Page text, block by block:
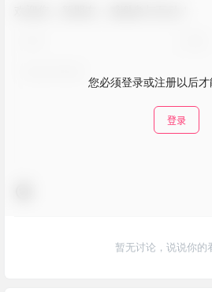
您必须登录或注册以后
登录
暂无讨论，说说你的